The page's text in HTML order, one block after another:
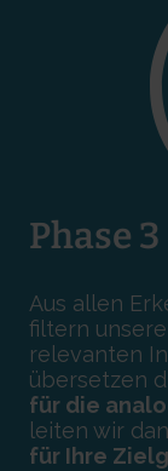
Phase
Aus allen
filtern
relevanten
übersetzen
für die
leiten wir
für Ihre